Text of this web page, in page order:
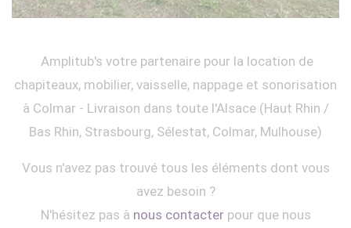
Amplitub's votre partenaire pour la location de
chapiteaux, mobilier, vaisselle, nappage et sonorisation
à Colmar - Livraison dans toute l'Alsace (Haut Rhin /
Bas Rhin, Strasbourg, Sélestat, Colmar, Mulhouse)
Vous n'avez pas trouvé tous les éléments dont vous
avez besoin ?
N'hésitez pas à nous contacterpour que nous